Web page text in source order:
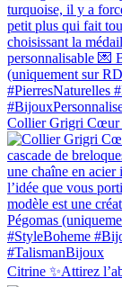
Collier Grigri Cœur
Citrine ✨Attirez